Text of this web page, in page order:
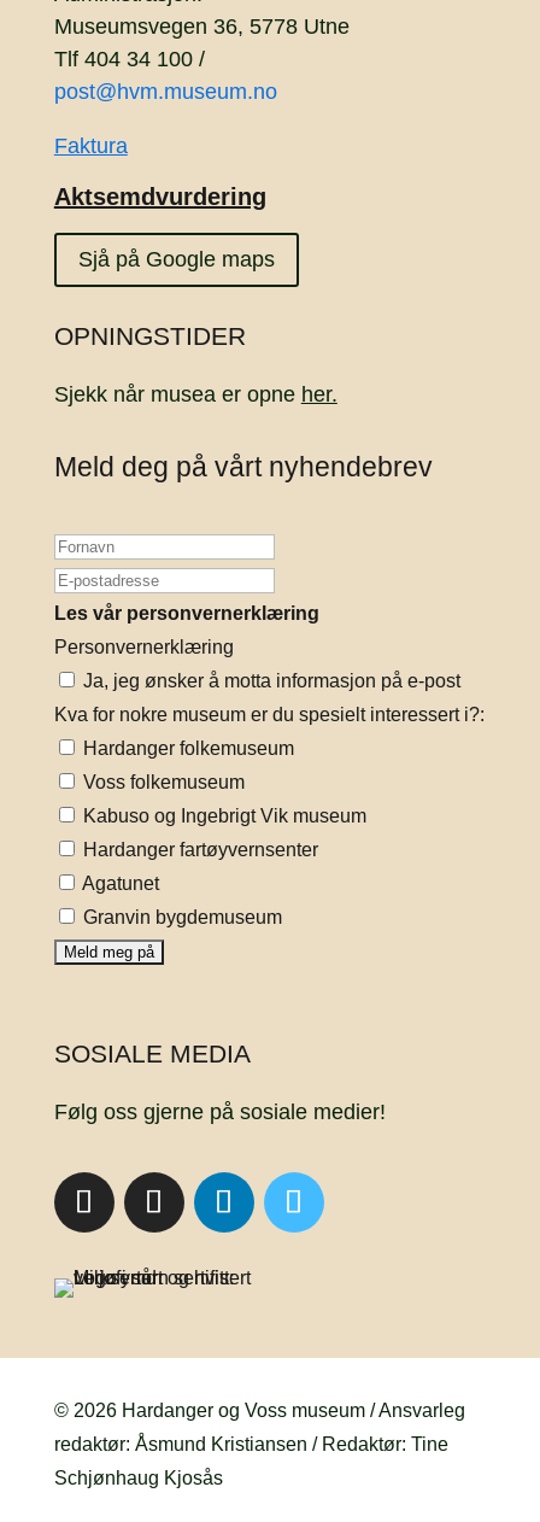
Museumsvegen 36, 5778 Utne
Tlf 404 34 100 /
post@hvm.museum.no
Faktura
Aktsemdvurdering
Sjå på Google maps
OPNINGSTIDER
Sjekk når musea er opne her.
Meld deg på vårt nyhendebrev
Les vår personvernerklæring
Personvernerklæring
Ja, jeg ønsker å motta informasjon på e-post
Kva for nokre museum er du spesielt interessert i?:
Hardanger folkemuseum
Voss folkemuseum
Kabuso og Ingebrigt Vik museum
Hardanger fartøyvernsenter
Agatunet
Granvin bygdemuseum
SOSIALE MEDIA
Følg oss gjerne på sosiale medier!
© 2026 Hardanger og Voss museum / Ansvarleg
redaktør: Åsmund Kristiansen / Redaktør: Tine
Schjønhaug Kjosås